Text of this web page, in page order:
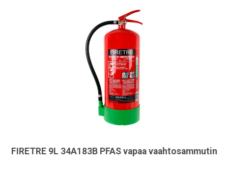
FIRETRE 9L 34A183B PFAS vapaa vaahtosammutin